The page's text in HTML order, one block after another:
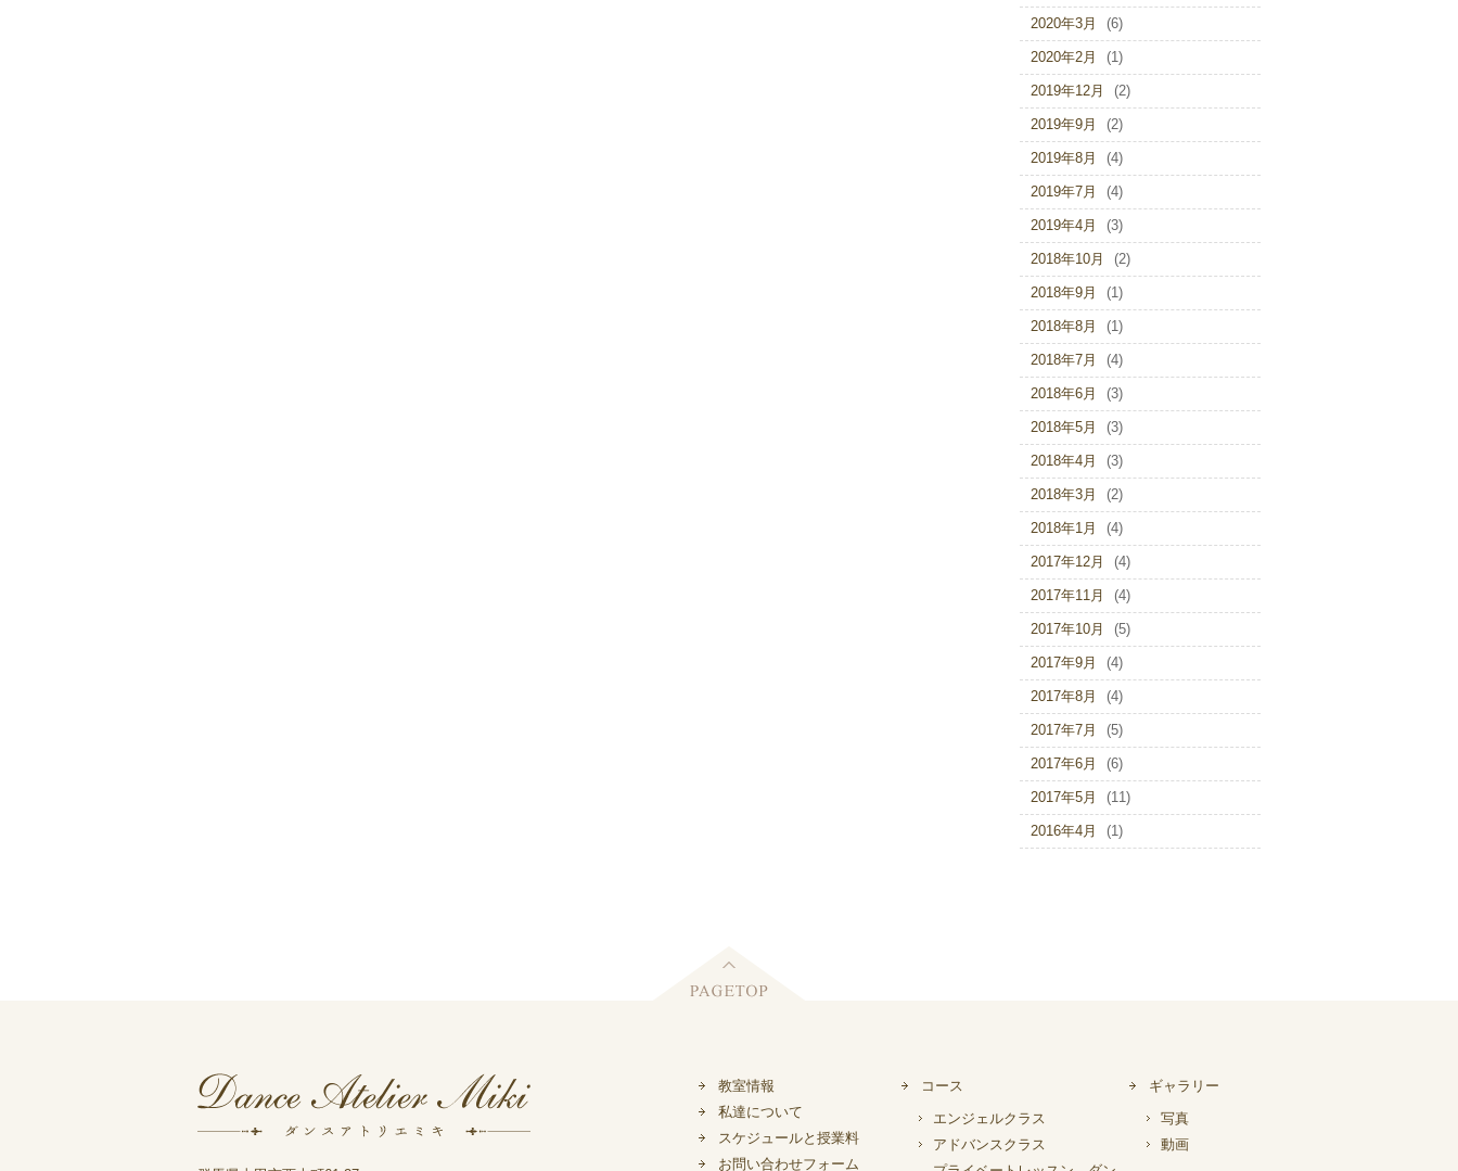
2020年3月 (6)
2020年2月 (1)
2019年12月 (2)
2019年9月 (2)
2019年8月 (4)
2019年7月 (4)
2019年4月 (3)
2018年10月 (2)
2018年9月 (1)
2018年8月 (1)
2018年7月 (4)
2018年6月 (3)
2018年5月 (3)
2018年4月 (3)
2018年3月 (2)
2018年1月 (4)
2017年12月 (4)
2017年11月 (4)
2017年10月 (5)
2017年9月 (4)
2017年8月 (4)
2017年7月 (5)
2017年6月 (6)
2017年5月 (11)
2016年4月 (1)
教室情報
私達について
スケジュールと授業料
お問い合わせフォーム
コース
エンジェルクラス
アドバンスクラス
ギャラリー
写真
動画